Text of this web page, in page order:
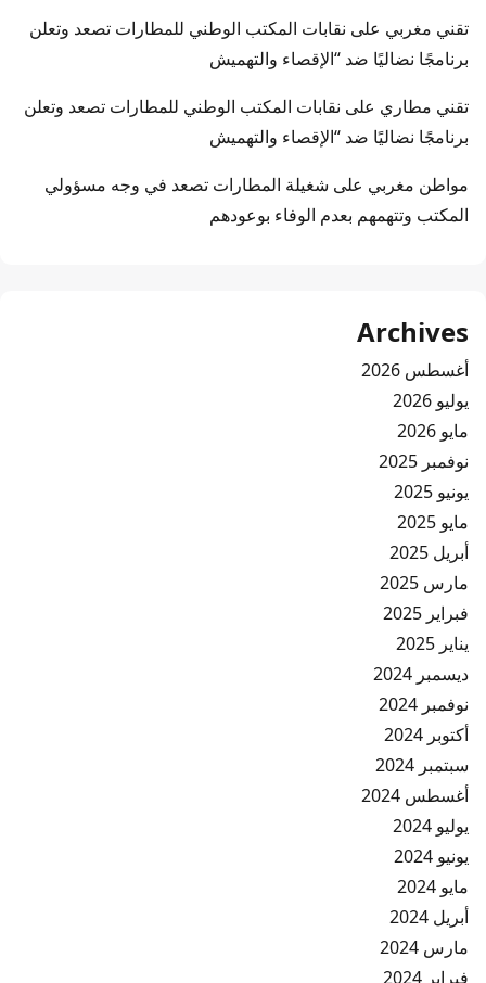
تقني مغربي على نقابات المكتب الوطني للمطارات تصعد وتعلن
برنامجًا نضاليًا ضد “الإقصاء والتهميش
تقني مطاري على نقابات المكتب الوطني للمطارات تصعد وتعلن
برنامجًا نضاليًا ضد “الإقصاء والتهميش
مواطن مغربي على شغيلة المطارات تصعد في وجه مسؤولي
المكتب وتتهمهم بعدم الوفاء بوعودهم
Archives
أغسطس 2026
يوليو 2026
مايو 2026
نوفمبر 2025
يونيو 2025
مايو 2025
أبريل 2025
مارس 2025
فبراير 2025
يناير 2025
ديسمبر 2024
نوفمبر 2024
أكتوبر 2024
سبتمبر 2024
أغسطس 2024
يوليو 2024
يونيو 2024
مايو 2024
أبريل 2024
مارس 2024
فبراير 2024